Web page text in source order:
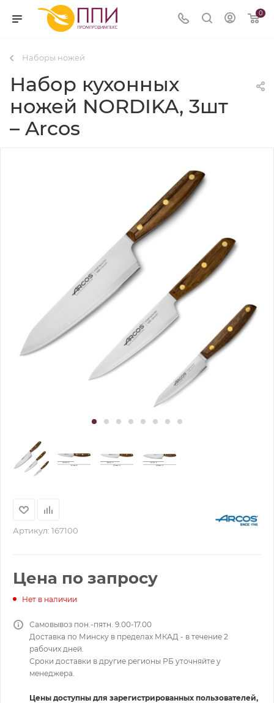
0
Наборы ножей
Набор кухонных
ножей NORDIKA, 3шт
– Arcos
Артикул: 167100
Цена по запросу
Нет в наличии
Самовывоз пон.-пятн. 9.00-17.00
Доставка по Минску в пределах МКАД - в течение 2
рабочих дней.
Сроки доставки в другие регионы РБ уточняйте у
менеджера.
Цены доступны для зарегистрированных пользователей,